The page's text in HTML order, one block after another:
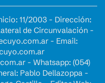
11/2003 - Dirección:
de Circunvalación -
- Email:
- Whatsapp: (054)
Pablo Dellazoppa -